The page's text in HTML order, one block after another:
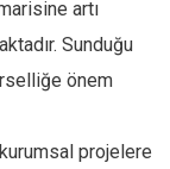
artı
Sunduğu
önem
projelere